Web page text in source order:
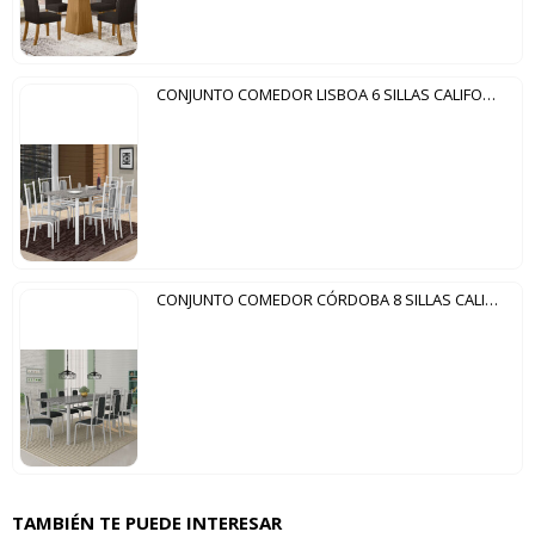
CONJUNTO COMEDOR LISBOA 6 SILLAS CALIFORNIA FABONE BLANCO CRAQUELADO|NEGRO LISTRADO
CONJUNTO COMEDOR CÓRDOBA 8 SILLAS CALIFORNIA FABONE BLANCO CRAQUELADO|MEZCLADO PETROLEO
TAMBIÉN TE PUEDE INTERESAR